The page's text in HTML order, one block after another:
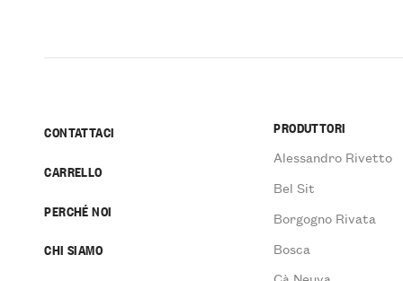
CONTATTACI
CARRELLO
PERCHÉ NOI
CHI SIAMO
PRODUTTORI
Alessandro Rivetto
Bel Sit
Borgogno Rivata
Bosca